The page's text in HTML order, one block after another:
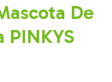
De
PINKYS